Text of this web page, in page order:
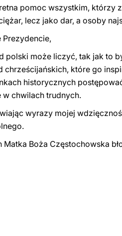
pomoc wszystkim, którzy
lecz jako dar, a osoby
Prezydencie,
polski może liczyć, tak jak to
chrześcijańskich, które go
historycznych
w chwilach trudnych.
wyrazy mojej
Matka Boża Częstochowska